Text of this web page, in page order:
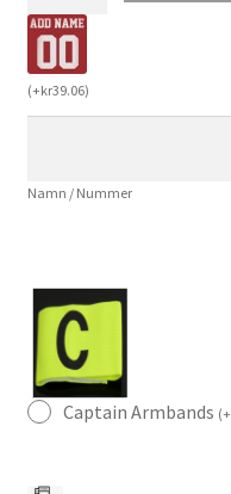
2026
Bortatröja
Anthem
Jacket
Fotbollsjacka
(+kr39.06)
Namn / Nummer
Captain Armbands (+